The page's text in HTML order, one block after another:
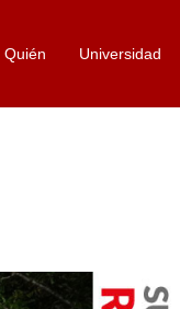
Quién Universidad